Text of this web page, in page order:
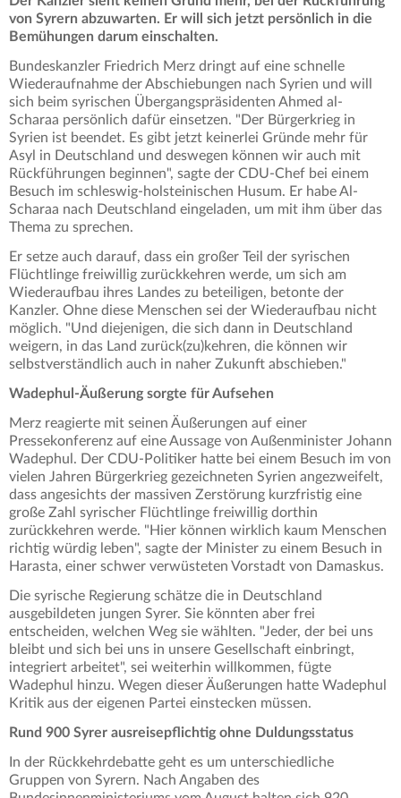
von Syrern abzuwarten. Er will sich jetzt persönlich in die
Bemühungen darum einschalten.
Bundeskanzler Friedrich Merz dringt auf eine schnelle
Wiederaufnahme der Abschiebungen nach Syrien und will
sich beim syrischen Übergangspräsidenten Ahmed al-
Scharaa persönlich dafür einsetzen. "Der Bürgerkrieg in
Syrien ist beendet. Es gibt jetzt keinerlei Gründe mehr für
Asyl in Deutschland und deswegen können wir auch mit
Rückführungen beginnen", sagte der CDU-Chef bei einem
Besuch im schleswig-holsteinischen Husum. Er habe Al-
Scharaa nach Deutschland eingeladen, um mit ihm über das
Thema zu sprechen.
Er setze auch darauf, dass ein großer Teil der syrischen
Flüchtlinge freiwillig zurückkehren werde, um sich am
Wiederaufbau ihres Landes zu beteiligen, betonte der
Kanzler. Ohne diese Menschen sei der Wiederaufbau nicht
möglich. "Und diejenigen, die sich dann in Deutschland
weigern, in das Land zurück(zu)kehren, die können wir
selbstverständlich auch in naher Zukunft abschieben."
Wadephul-Äußerung sorgte für Aufsehen
Merz reagierte mit seinen Äußerungen auf einer
Pressekonferenz auf eine Aussage von Außenminister Johann
Wadephul. Der CDU-Politiker hatte bei einem Besuch im von
vielen Jahren Bürgerkrieg gezeichneten Syrien angezweifelt,
dass angesichts der massiven Zerstörung kurzfristig eine
große Zahl syrischer Flüchtlinge freiwillig dorthin
zurückkehren werde. "Hier können wirklich kaum Menschen
richtig würdig leben", sagte der Minister zu einem Besuch in
Harasta, einer schwer verwüsteten Vorstadt von Damaskus.
Die syrische Regierung schätze die in Deutschland
ausgebildeten jungen Syrer. Sie könnten aber frei
entscheiden, welchen Weg sie wählten. "Jeder, der bei uns
bleibt und sich bei uns in unsere Gesellschaft einbringt,
integriert arbeitet", sei weiterhin willkommen, fügte
Wadephul hinzu. Wegen dieser Äußerungen hatte Wadephul
Kritik aus der eigenen Partei einstecken müssen.
Rund 900 Syrer ausreisepflichtig ohne Duldungsstatus
In der Rückkehrdebatte geht es um unterschiedliche
Gruppen von Syrern. Nach Angaben des